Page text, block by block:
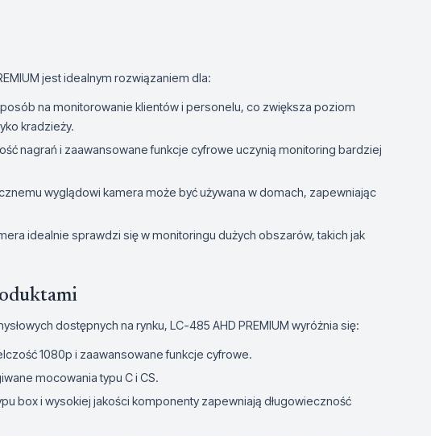
jest idealnym rozwiązaniem dla:
na monitorowanie klientów i personelu, co zwiększa poziom
kradzieży.
nagrań i zaawansowane funkcje cyfrowe uczynią monitoring bardziej
wyglądowi kamera może być używana w domach, zapewniając
idealnie sprawdzi się w monitoringu dużych obszarów, takich jak
dostępnych na rynku, LC-485 AHD PREMIUM wyróżnia się:
1080p i zaawansowane funkcje cyfrowe.
mocowania typu C i CS.
box i wysokiej jakości komponenty zapewniają długowieczność